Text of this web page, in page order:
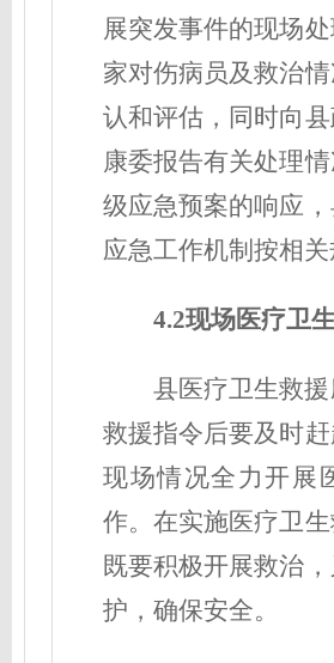
展突发事件的现场
家对伤病员及救治
认和评估，同时向
康委报告有关处理
级应急预案的响应
应急工作机制按相关
4.2现场医疗卫
县医疗卫生救
救援指令后要及时
现场情况全力开展
作。在实施医疗卫生
既要积极开展救治
护，确保安全。